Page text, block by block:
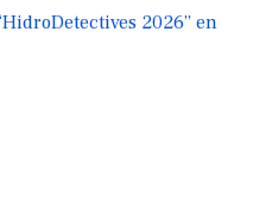
2026” en